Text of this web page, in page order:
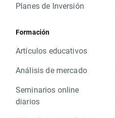
Planes de Inversión
Formación
Artículos educativos
Análisis de mercado
Seminarios online
diarios